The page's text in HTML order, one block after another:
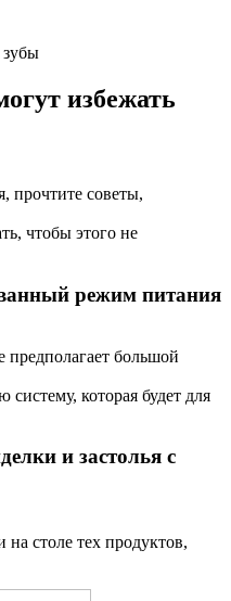
зубы
избежать
прочтите советы,
чтобы этого не
режим питания
предполагает большой
которая будет для
и застолья с
на столе тех продуктов,